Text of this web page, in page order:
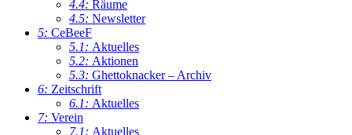
4.4: Räume
4.5: Newsletter
5: CeBeeF
5.1: Aktuelles
5.2: Aktionen
5.3: Ghettoknacker – Archiv
6: Zeitschrift
6.1: Aktuelles
7: Verein
7.1: Aktuelles